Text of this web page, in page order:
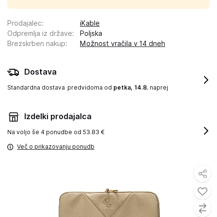
Prodajalec:
iKable
Odpremlja iz države:
Poljska
Brezskrben nakup: Možnost vračila v 14 dneh
Dostava
Standardna dostava predvidoma od petka, 14.8. naprej
Izdelki prodajalca
Na voljo še 4 ponudbe od 53.83 €
Več o prikazovanju ponudb